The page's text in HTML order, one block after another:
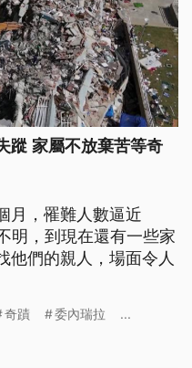
蹤 家屬不放棄苦等奇
月，罹難人數逼近
明，到現在還有一些家
他們的親人，場面令人
奇蹟 委內瑞拉 ...